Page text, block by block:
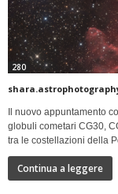
280
Il nuovo appuntamento
globuli cometari CG30,
tra le costellazioni della
Continua a leggere